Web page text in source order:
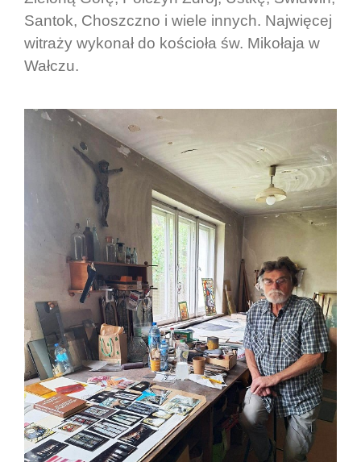
Santok, Choszczno i wiele innych. Najwięcej
witraży wykonał do kościoła św. Mikołaja w
Wałczu.